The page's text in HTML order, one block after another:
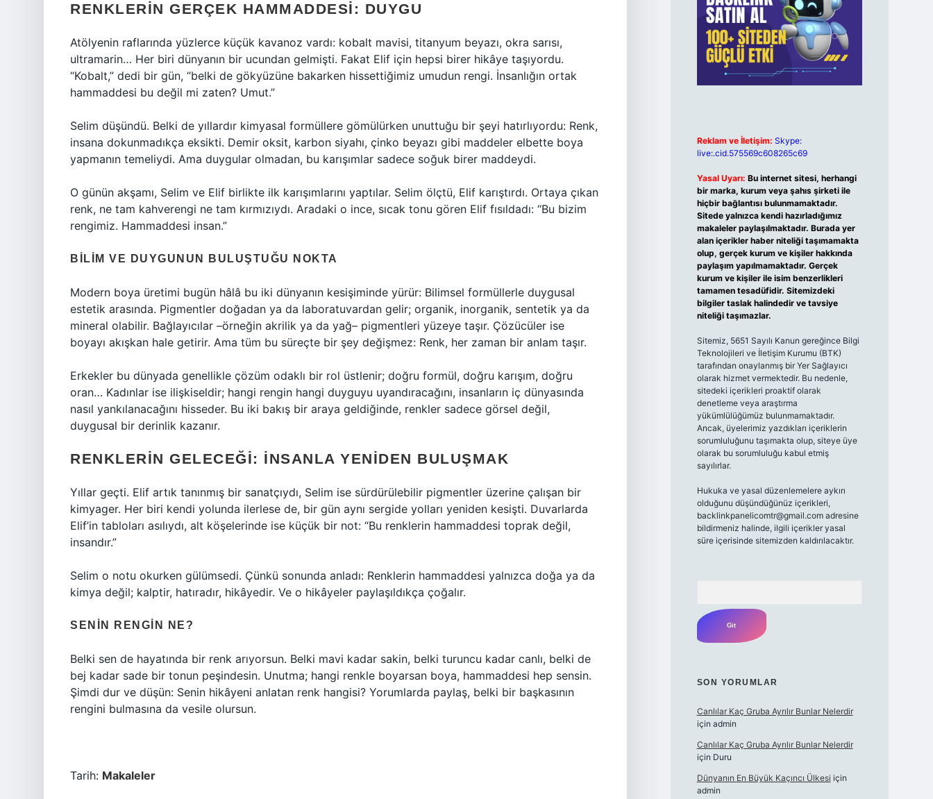
RENKLERIN GERÇEK HAMMADDESI: DUYGU
Atölyenin raflarında yüzlerce küçük kavanoz vardı: kobalt mavisi, titanyum beyazı, okra sarısı,
ultramarin… Her biri dünyanın bir ucundan gelmişti. Fakat Elif için hepsi birer hikâye taşıyordu.
“Kobalt,” dedi bir gün, “belki de gökyüzüne bakarken hissettiğimiz umudun rengi. İnsanlığın ortak
hammaddesi bu değil mi zaten? Umut.”
Selim düşündü. Belki de yıllardır kimyasal formüllere gömülürken unuttuğu bir şeyi hatırlıyordu: Renk,
insana dokunmadıkça eksikti. Demir oksit, karbon siyahı, çinko beyazı gibi maddeler elbette boya
yapmanın temeliydi. Ama duygular olmadan, bu karışımlar sadece soğuk birer maddeydi.
O günün akşamı, Selim ve Elif birlikte ilk karışımlarını yaptılar. Selim ölçtü, Elif karıştırdı. Ortaya çıkan
renk, ne tam kahverengi ne tam kırmızıydı. Aradaki o ince, sıcak tonu gören Elif fısıldadı: “Bu bizim
rengimiz. Hammaddesi insan.”
BILIM VE DUYGUNUN BULUŞTUĞU NOKTA
Modern boya üretimi bugün hâlâ bu iki dünyanın kesişiminde yürür: Bilimsel formüllerle duygusal
estetik arasında. Pigmentler doğadan ya da laboratuvardan gelir; organik, inorganik, sentetik ya da
mineral olabilir. Bağlayıcılar –örneğin akrilik ya da yağ– pigmentleri yüzeye taşır. Çözücüler ise
boyayı akışkan hale getirir. Ama tüm bu süreçte bir şey değişmez: Renk, her zaman bir anlam taşır.
Erkekler bu dünyada genellikle çözüm odaklı bir rol üstlenir; doğru formül, doğru karışım, doğru
oran… Kadınlar ise ilişkiseldir; hangi rengin hangi duyguyu uyandıracağını, insanların iç dünyasında
nasıl yankılanacağını hisseder. Bu iki bakış bir araya geldiğinde, renkler sadece görsel değil,
duygusal bir derinlik kazanır.
RENKLERIN GELECEĞI: İNSANLA YENIDEN BULUŞMAK
Yıllar geçti. Elif artık tanınmış bir sanatçıydı, Selim ise sürdürülebilir pigmentler üzerine çalışan bir
kimyager. Her biri kendi yolunda ilerlese de, bir gün aynı sergide yolları yeniden kesişti. Duvarlarda
Elif’in tabloları asılıydı, alt köşelerinde ise küçük bir not: “Bu renklerin hammaddesi toprak değil,
insandır.”
Selim o notu okurken gülümsedi. Çünkü sonunda anladı: Renklerin hammaddesi yalnızca doğa ya da
kimya değil; kalptir, hatıradır, hikâyedir. Ve o hikâyeler paylaşıldıkça çoğalır.
SENIN RENGIN NE?
Belki sen de hayatında bir renk arıyorsun. Belki mavi kadar sakin, belki turuncu kadar canlı, belki de
bej kadar sade bir tonun peşindesin. Unutma; hangi renkle boyarsan boya, hammaddesi hep sensin.
Şimdi dur ve düşün: Senin hikâyeni anlatan renk hangisi? Yorumlarda paylaş, belki bir başkasının
rengini bulmasına da vesile olursun.
Tarih: Makaleler
Reklam ve İletişim: Skype:
live:.cid.575569c608265c69
Yasal Uyarı: Bu internet sitesi, herhangi
bir marka, kurum veya şahıs şirketi ile
hiçbir bağlantısı bulunmamaktadır.
Sitede yalnızca kendi hazırladığımız
makaleler paylaşılmaktadır. Burada yer
alan içerikler haber niteliği taşımamakta
olup, gerçek kurum ve kişiler hakkında
paylaşım yapılmamaktadır. Gerçek
kurum ve kişiler ile isim benzerlikleri
tamamen tesadüfidir. Sitemizdeki
bilgiler taslak halindedir ve tavsiye
niteliği taşımazlar.
Sitemiz, 5651 Sayılı Kanun gereğince Bilgi
Teknolojileri ve İletişim Kurumu (BTK)
tarafından onaylanmış bir Yer Sağlayıcı
olarak hizmet vermektedir. Bu nedenle,
sitedeki içerikleri proaktif olarak
denetleme veya araştırma
yükümlülüğümüz bulunmamaktadır.
Ancak, üyelerimiz yazdıkları içeriklerin
sorumluluğunu taşımakta olup, siteye üye
olarak bu sorumluluğu kabul etmiş
sayılırlar.
Hukuka ve yasal düzenlemelere aykırı
olduğunu düşündüğünüz içerikleri,
backlinkpanelicomtr@gmail.comadresine
bildirmeniz halinde, ilgili içerikler yasal
süre içerisinde sitemizden kaldırılacaktır.
SON YORUMLAR
Canlılar Kaç Gruba Ayrılır Bunlar Nelerdir
için admin
Canlılar Kaç Gruba Ayrılır Bunlar Nelerdir
için Duru
Dünyanın En Büyük Kaçıncı Ülkesi için
admin